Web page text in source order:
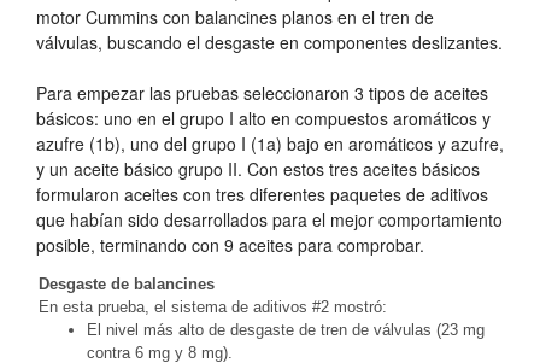
motor Cummins con balancines planos en el tren de
válvulas, buscando el desgaste en componentes deslizantes.
Para empezar las pruebas seleccionaron 3 tipos de aceites
básicos: uno en el grupo I alto en compuestos aromáticos y
azufre (1b), uno del grupo I (1a) bajo en aromáticos y azufre,
y un aceite básico grupo II. Con estos tres aceites básicos
formularon aceites con tres diferentes paquetes de aditivos
que habían sido desarrollados para el mejor comportamiento
posible, terminando con 9 aceites para comprobar.
Desgaste de balancines
En esta prueba, el sistema de aditivos #2 mostró:
El nivel más alto de desgaste de tren de válvulas (23 mg
contra 6 mg y 8 mg).